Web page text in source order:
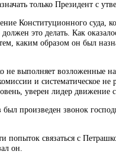
только Президент с
Конституционного суда,
это делать. Как
каким образом он был
не выполняет возложенные
и систематическое
уверен лидер движение
произведен звонок
попыток связаться с
он.